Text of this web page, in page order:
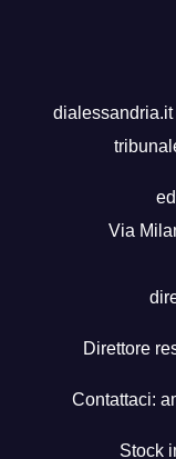
dialessandria.it
Via
Direttore
Contattaci:
Stock